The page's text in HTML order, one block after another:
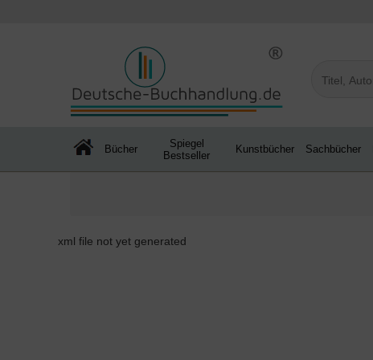
Bücher
Spiegel
Bestseller
Kunstbücher Sachbücher
xml file not yet generated